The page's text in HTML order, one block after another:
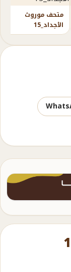
متحف موروث
الأجداد_15